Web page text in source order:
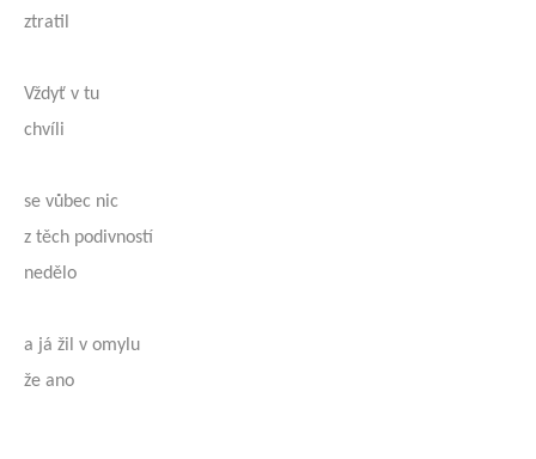
ztratil
Vždyť v tu
chvíli
se vůbec nic
z těch podivností
nedělo
a já žil v omylu
že ano